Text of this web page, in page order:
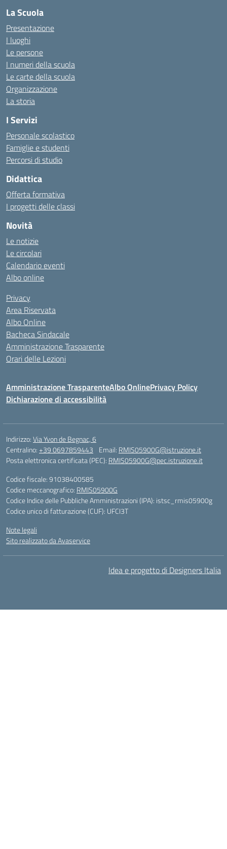
La Scuola
Presentazione
I luoghi
Le persone
I numeri della scuola
Le carte della scuola
Organizzazione
La storia
I Servizi
Personale scolastico
Famiglie e studenti
Percorsi di studio
Didattica
Offerta formativa
I progetti delle classi
Novità
Le notizie
Le circolari
Calendario eventi
Albo online
Privacy
Area Riservata
Albo Online
Bacheca Sindacale
Amministrazione Trasparente
Orari delle Lezioni
Amministrazione TrasparenteAlbo OnlinePrivacy Policy
Dichiarazione di accessibilità
Indirizzo:Via Yvon de Begnac, 6
Centralino:+39 0697859443 Email: RMIS05900G@istruzione.it
Posta elettronica certificata (PEC): RMIS05900G@pec.istruzione.it
Codice fiscale: 91038400585
Codice meccanografico: RMIS05900G
Codice Indice delle Pubbliche Amministrazioni (IPA): istsc_rmis05900g
Codice unico di fatturazione (CUF): UFCI3T
Note legali
Sito realizzato da Avaservice
Idea e progetto di Designers Italia